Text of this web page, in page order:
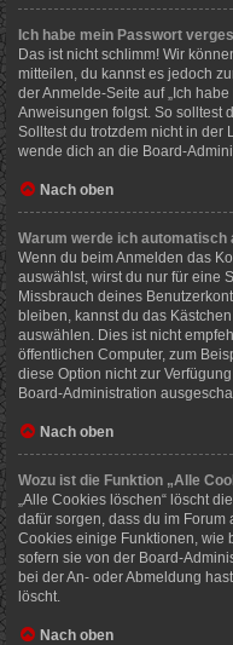
Ich habe mein Passwort
Das ist nicht schlimm! Wir
mitteilen, du kannst es jedoch
der Anmelde-Seite auf „Ich
Anweisungen folgst. So solltest
Solltest du trotzdem nicht in der
wende dich an die Board-
Nach oben
Warum werde ich automatisch
Wenn du beim Anmelden das
auswählst, wirst du nur für eine
Missbrauch deines
bleiben, kannst du das
auswählen. Dies ist nicht
öffentlichen Computer, zum
diese Option nicht zur
Board-Administration
Nach oben
Wozu ist die Funktion „Alle
„Alle Cookies löschen“ löscht
dafür sorgen, dass du im
Cookies einige Funktionen, wie
sofern sie von der Board-
bei der An- oder Abmeldung
löscht.
Nach oben